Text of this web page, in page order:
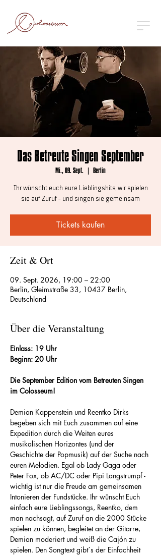
Das Betreute Singen September
Mi., 09. Sept.
  |
Berlin
Ihr wünscht euch eure Lieblingshits, wir spielen
sie auf Zuruf - und singen sie gemeinsam
Tickets kaufen
Zeit & Ort
09. Sept. 2026, 19:00 – 22:00
Berlin, Gleimstraße 33, 10437 Berlin,
Deutschland
Über die Veranstaltung
Einlass: 19 Uhr
Beginn: 20 Uhr
Die September Edition vom Betreuten Singen
im Colosseum!
Demian Kappenstein und Reentko Dirks
begeben sich mit Euch zusammen auf eine
Expedition durch die Weiten eures
musikalischen Horizontes (und der
Geschichte der Popmusik) auf der Suche nach
euren Melodien. Egal ob Lady Gaga oder
Peter Fox, ob AC/DC oder Pipi Langstrumpf -
wichtig ist nur die Freude am gemeinsamen
Intonieren der Fundstücke. Ihr wünscht Euch
einfach eure Lieblingssongs, Reentko, dem
man nachsagt, auf Zuruf an die 2000 Stücke
spielen zu können, begleitet an der Gitarre,
Demian moderiert und weiß die Cajón zu
spielen. Den Songtext gibt´s der Einfachheit